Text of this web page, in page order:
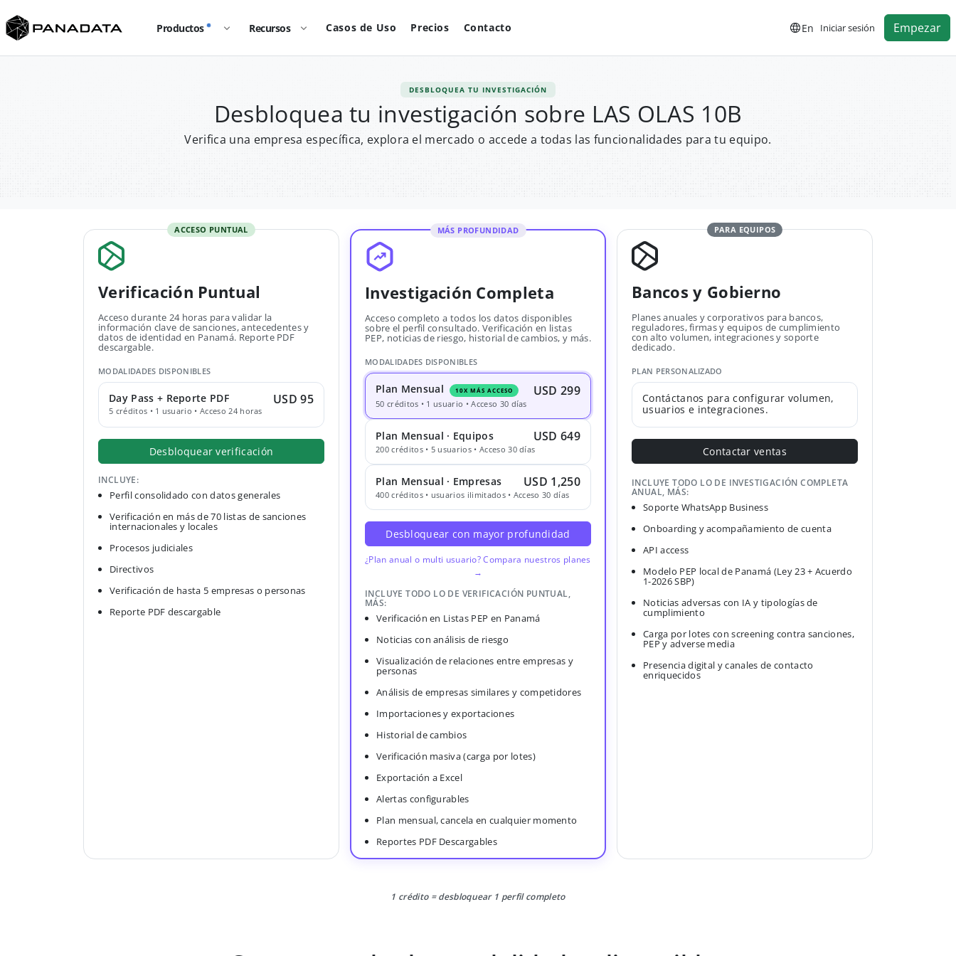
Productos Recursos Casos de Uso Precios Contacto En Iniciar sesión Empezar
DESBLOQUEA TU INVESTIGACIÓN
Desbloquea tu investigación sobre LAS OLAS 10B
Verifica una empresa específica, explora el mercado o accede a todas las funcionalidades para tu equipo.
ACCESO PUNTUAL
Verificación Puntual
Acceso durante 24 horas para validar la
información clave de sanciones, antecedentes y
datos de identidad en Panamá. Reporte PDF
descargable.
MODALIDADES DISPONIBLES
Day Pass + Reporte PDF
5 créditos • 1 usuario • Acceso 24 horas
USD 95
Desbloquear verificación
INCLUYE:
Perfil consolidado con datos generales
Verificación en más de 70 listas de sanciones
internacionales y locales
Procesos judiciales
Directivos
Verificación de hasta 5 empresas o personas
Reporte PDF descargable
MÁS PROFUNDIDAD
Investigación Completa
Acceso completo a todos los datos disponibles
sobre el perfil consultado. Verificación en listas
PEP, noticias de riesgo, historial de cambios, y más.
MODALIDADES DISPONIBLES
Plan Mensual 10X MÁS ACCESO USD 299
50 créditos • 1 usuario • Acceso 30 días
Plan Mensual · Equipos USD 649
200 créditos • 5 usuarios • Acceso 30 días
Plan Mensual · Empresas USD 1,250
400 créditos • usuarios ilimitados • Acceso 30 días
Desbloquear con mayor profundidad
¿Plan anual o multi usuario? Compara nuestros planes
→
INCLUYE TODO LO DE VERIFICACIÓN PUNTUAL,
MÁS:
Verificación en Listas PEP en Panamá
Noticias con análisis de riesgo
Visualización de relaciones entre empresas y
personas
Análisis de empresas similares y competidores
Importaciones y exportaciones
Historial de cambios
Verificación masiva (carga por lotes)
Exportación a Excel
Alertas configurables
Plan mensual, cancela en cualquier momento
Reportes PDF Descargables
PARA EQUIPOS
Bancos y Gobierno
Planes anuales y corporativos para bancos,
reguladores, firmas y equipos de cumplimiento
con alto volumen, integraciones y soporte
dedicado.
PLAN PERSONALIZADO
Contáctanos para configurar volumen,
usuarios e integraciones.
Contactar ventas
INCLUYE TODO LO DE INVESTIGACIÓN COMPLETA
ANUAL, MÁS:
Soporte WhatsApp Business
Onboarding y acompañamiento de cuenta
API access
Modelo PEP local de Panamá (Ley 23 + Acuerdo
1-2026 SBP)
Noticias adversas con IA y tipologías de
cumplimiento
Carga por lotes con screening contra sanciones,
PEP y adverse media
Presencia digital y canales de contacto
enriquecidos
1 crédito = desbloquear 1 perfil completo